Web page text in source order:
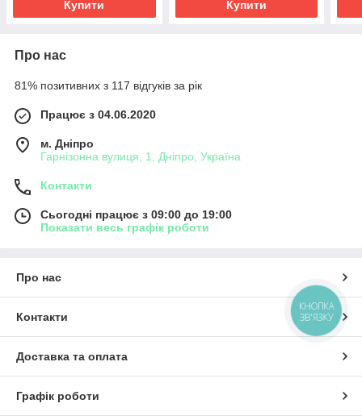
Купити Купити
Про нас
81% позитивних з 117 відгуків за рік
Працює з 04.06.2020
м. Дніпро
Гарнізонна вулиця, 1, Дніпро, Україна
Контакти
Сьогодні працює з 09:00 до 19:00
Показати весь графік роботи
Про нас
Контакти
Доставка та оплата
Графік роботи
КНОПКА
ЗВ'ЯЗКУ